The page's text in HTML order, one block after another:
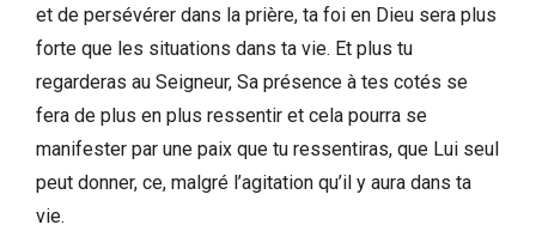
et de persévérer dans la prière, ta foi en Dieu sera plus
forte que les situations dans ta vie. Et plus tu
regarderas au Seigneur, Sa présence à tes cotés se
fera de plus en plus ressentir et cela pourra se
manifester par une paix que tu ressentiras, que Lui seul
peut donner, ce, malgré l’agitation qu’il y aura dans ta
vie.